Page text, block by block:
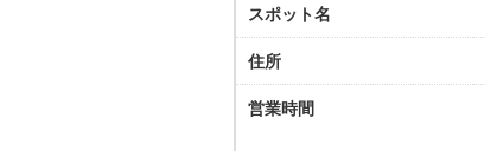
スポット名
住所
営業時間